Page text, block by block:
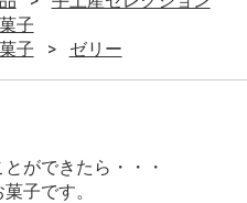
菓子
菓子 ゼリー
ができたら・・・
子です。